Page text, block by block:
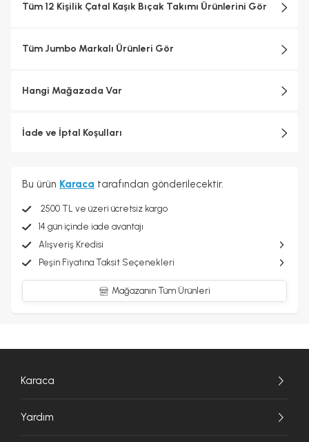
Tüm 12 Kişilik Çatal Kaşık Bıçak Takımı Ürünlerini Gör
Tüm Jumbo Markalı Ürünleri Gör
Hangi Mağazada Var
İade ve İptal Koşulları
Bu ürün Karaca tarafından gönderilecektir.
2500 TL ve üzeri ücretsiz kargo
14 gün içinde iade avantajı
Alışveriş Kredisi
Peşin Fiyatına Taksit Seçenekleri
Mağazanın Tüm Ürünleri
Karaca
Yardım